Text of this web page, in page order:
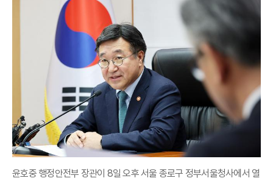
윤호중 행정안전부 장관이 8일 오후 서울 종로구 정부서울청사에서 열